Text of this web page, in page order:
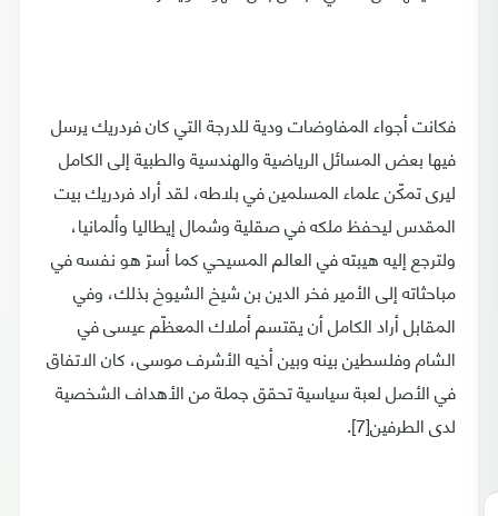
فكانت أجواء المفاوضات ودية للدرجة التي كان فردريك يرسل
فيها بعض المسائل الرياضية والهندسية والطبية إلى الكامل
ليرى تمكّن علماء المسلمين في بلاطه، لقد أراد فردريك بيت
المقدس ليحفظ ملكه في صقلية وشمال إيطاليا وألمانيا،
ولترجع إليه هيبته في العالم المسيحي كما أسرّ هو نفسه في
مباحثاته إلى الأمير فخر الدين بن شيخ الشيوخ بذلك، وفي
المقابل أراد الكامل أن يقتسم أملاك المعظّم عيسى في
الشام وفلسطين بينه وبين أخيه الأشرف موسى، كان الاتفاق
في الأصل لعبة سياسية تحقق جملة من الأهداف الشخصية
لدى الطرفين[7].